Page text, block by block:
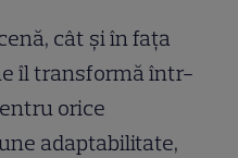
cât și în fața
îl transformă într-
orice
adaptabilitate,